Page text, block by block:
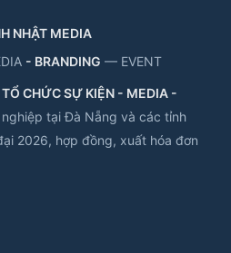
NHẬT MEDIA
- BRANDING — EVENT
TỔ CHỨC SỰ KIỆN - MEDIA -
tại Đà Nẵng và các tỉnh
2026, hợp đồng, xuất hóa đơn